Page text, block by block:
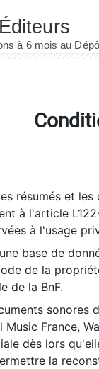
résumés et
à l'article
à l'usage
base de
de la
de la BnF.
sonores
Music France,
dès lors
la